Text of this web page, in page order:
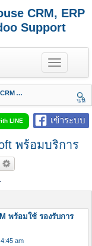
CRM, ERP
Support
T
o
g
e
n
a
i
g
MDCRM - ระบบ CRM จาก MDSoft พร้อมบริการ
นห
า
เข้าระบบ
LINE
พร้อมบริการ
พร้อมใช้ รองรับการ
am